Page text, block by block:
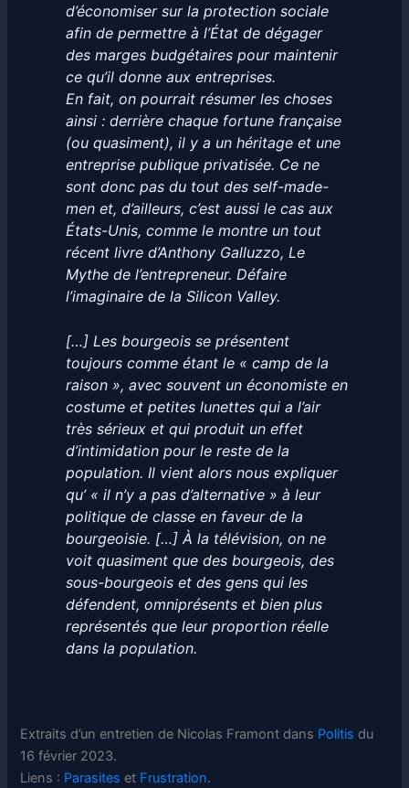
d’économiser sur la protection sociale
afin de permettre à l’État de dégager
des marges budgétaires pour maintenir
ce qu’il donne aux entreprises.
En fait, on pourrait résumer les choses
ainsi : derrière chaque fortune française
(ou quasiment), il y a un héritage et une
entreprise publique privatisée. Ce ne
sont donc pas du tout des self-made-
men et, d’ailleurs, c’est aussi le cas aux
États-Unis, comme le montre un tout
récent livre d’Anthony Galluzzo, Le
Mythe de l’entrepreneur. Défaire
l’imaginaire de la Silicon Valley.
[…] Les bourgeois se présentent
toujours comme étant le « camp de la
raison », avec souvent un économiste en
costume et petites lunettes qui a l’air
très sérieux et qui produit un effet
d’intimidation pour le reste de la
population. Il vient alors nous expliquer
qu’ « il n’y a pas d’alternative » à leur
politique de classe en faveur de la
bourgeoisie. […] À la télévision, on ne
voit quasiment que des bourgeois, des
sous-bourgeois et des gens qui les
défendent, omniprésents et bien plus
représentés que leur proportion réelle
dans la population.
Extraits d’un entretien de Nicolas Framont dans Politis du
16 février 2023.
Liens : Parasites et Frustration.